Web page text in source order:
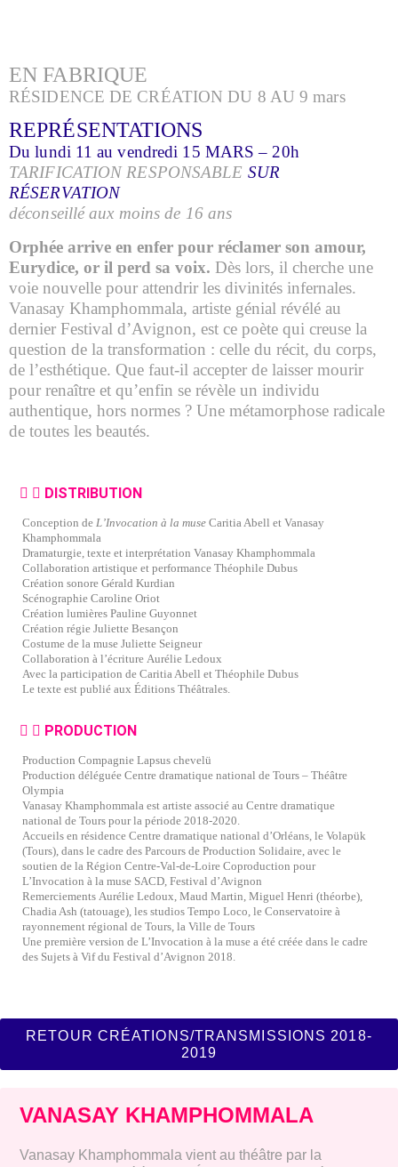
EN FABRIQUE
RÉSIDENCE DE CRÉATION DU 8 AU 9 mars
REPRÉSENTATIONS
Du lundi 11 au vendredi 15 MARS – 20h
TARIFICATION RESPONSABLE SUR
RÉSERVATION
déconseillé aux moins de 16 ans
Orphée arrive en enfer pour réclamer son amour,
Eurydice, or il perd sa voix. Dès lors, il cherche une
voie nouvelle pour attendrir les divinités infernales.
Vanasay Khamphommala, artiste génial révélé au
dernier Festival d’Avignon, est ce poète qui creuse la
question de la transformation : celle du récit, du corps,
de l’esthétique. Que faut-il accepter de laisser mourir
pour renaître et qu’enfin se révèle un individu
authentique, hors normes ? Une métamorphose radicale
de toutes les beautés.
DISTRIBUTION
Conception de L’Invocation à la muse Caritia Abell et Vanasay
Khamphommala
Dramaturgie, texte et interprétation Vanasay Khamphommala
Collaboration artistique et performance Théophile Dubus
Création sonore Gérald Kurdian
Scénographie Caroline Oriot
Création lumières Pauline Guyonnet
Création régie Juliette Besançon
Costume de la muse Juliette Seigneur
Collaboration à l’écriture Aurélie Ledoux
Avec la participation de Caritia Abell et Théophile Dubus
Le texte est publié aux Éditions Théâtrales.
PRODUCTION
Production Compagnie Lapsus chevelü
Production déléguée Centre dramatique national de Tours – Théâtre
Olympia
Vanasay Khamphommala est artiste associé au Centre dramatique
national de Tours pour la période 2018-2020.
Accueils en résidence Centre dramatique national d’Orléans , le Volapük
(Tours), dans le cadre des Parcours de Production Solidaire, avec le
soutien de la Région Centre-Val-de-Loire Coproduction pour
L’Invocation à la muse SACD, Festival d’Avignon
Remerciements Aurélie Ledoux, Maud Martin, Miguel Henri (théorbe),
Chadia Ash (tatouage), les studios Tempo Loco , le Conservatoire à
rayonnement régional de Tours, la Ville de Tours
Une première version de L’Invocation à la muse a été créée dans le cadre
des Sujets à Vif du Festival d’Avignon 2018.
RETOUR CRÉATIONS/TRANSMISSIONS 2018-
2019
VANASAY KHAMPHOMMALA
Vanasay Khamphommala vient au théâtre par la